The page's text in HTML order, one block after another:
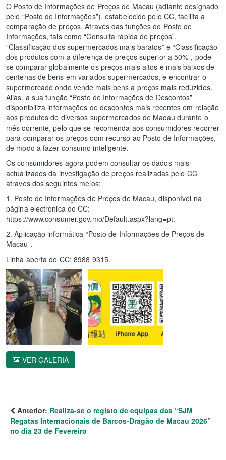
O Posto de Informações de Preços de Macau (adiante designado
pelo “Posto de Informações”), estabelecido pelo CC, facilita a
comparação de preços. Através das funções do Posto de
Informações, tais como “Consulta rápida de preços”,
“Classificação dos supermercados mais baratos” e “Classificação
dos produtos com a diferença de preços superior a 50%”, pode-
se comparar globalmente os preços mais altos e mais baixos de
centenas de bens em variados supermercados, e encontrar o
supermercado onde vende mais bens a preços mais reduzidos.
Aliás, a sua função “Posto de Informações de Descontos”
disponibiliza informações de descontos mais recentes em relação
aos produtos de diversos supermercados de Macau durante o
mês corrente, pelo que se recomenda aos consumidores recorrer
para comparar os preços com recurso ao Posto de Informações,
de modo a fazer consumo inteligente.
Os consumidores agora podem consultar os dados mais
actualizados da investigação de preços realizadas pelo CC
através dos seguintes meios:
1. Posto de Informações de Preços de Macau, disponível na
página electrónica do CC:
https://www.consumer.gov.mo/Default.aspx?lang=pt.
2. Aplicação informática “Posto de Informações de Preços de
Macau”.
Linha aberta do CC: 8988 9315.
VER GALERIA
Anterior: Realiza-se o registo de equipas das “SJM
Regatas Internacionais de Barcos-Dragão de Macau 2026”
no dia 23 de Fevereiro